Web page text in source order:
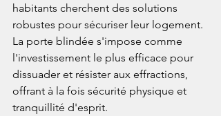
habitants cherchent des solutions
robustes pour sécuriser leur logement.
La porte blindée s'impose comme
l'investissement le plus efficace pour
dissuader et résister aux effractions,
offrant à la fois sécurité physique et
tranquillité d'esprit.